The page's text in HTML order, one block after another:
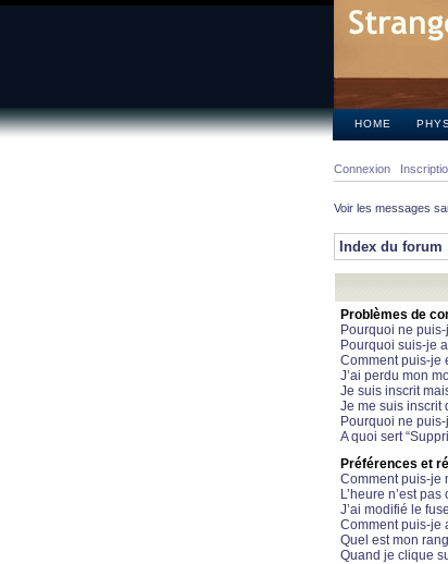
HOME
Connexion
Voir les messages
Index du forum
Problèmes de
Pourquoi ne
Pourquoi suis-je
Comment puis-je
J’ai perdu mon
Je suis inscrit
Je me suis inscrit
Pourquoi ne
A quoi sert
Préférences et
Comment puis-je
L’heure n’est pas
J’ai modifié le
Comment puis-je
Quel est mon
Quand je clique